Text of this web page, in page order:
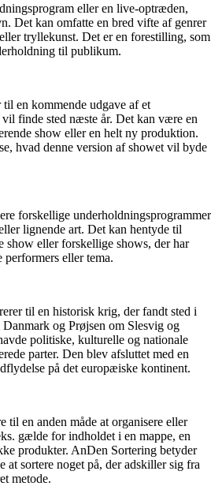
eller en live-optræden,
Det kan omfatte en bred vifte af genrer
tryllekunst. Det er en forestilling, som
til publikum.
en kommende udgave af et
finde sted næste år. Det kan være en
show eller en helt ny produktion.
hvad denne version af showet vil byde
forskellige underholdningsprogrammer
lignende art. Det kan hentyde til
show eller forskellige shows, der har
eller tema.
til en historisk krig, der fandt sted i
og Prøjsen om Slesvig og
politiske, kulturelle og nationale
parter. Den blev afsluttet med en
på det europæiske kontinent.
til en anden måde at organisere eller
gælde for indholdet i en mappe, en
produkter. AnDen Sortering betyder
at sortere noget på, der adskiller sig fra
metode.